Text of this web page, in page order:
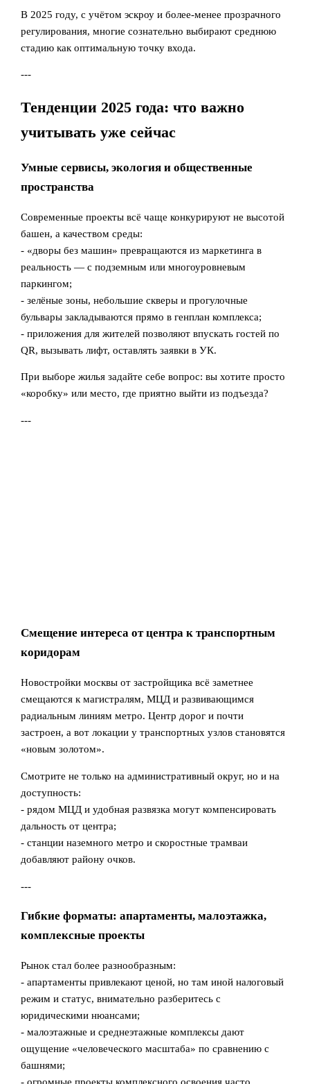
В 2025 году, с учётом эскроу и более‑менее прозрачного
регулирования, многие сознательно выбирают среднюю
стадию как оптимальную точку входа.
---
Тенденции 2025 года: что важно
учитывать уже сейчас
Умные сервисы, экология и общественные
пространства
Современные проекты всё чаще конкурируют не высотой
башен, а качеством среды:
- «дворы без машин» превращаются из маркетинга в
реальность — с подземным или многоуровневым
паркингом;
- зелёные зоны, небольшие скверы и прогулочные
бульвары закладываются прямо в генплан комплекса;
- приложения для жителей позволяют впускать гостей по
QR, вызывать лифт, оставлять заявки в УК.
При выборе жилья задайте себе вопрос: вы хотите просто
«коробку» или место, где приятно выйти из подъезда?
---
Смещение интереса от центра к транспортным
коридорам
Новостройки москвы от застройщика всё заметнее
смещаются к магистралям, МЦД и развивающимся
радиальным линиям метро. Центр дорог и почти
застроен, а вот локации у транспортных узлов становятся
«новым золотом».
Смотрите не только на административный округ, но и на
доступность:
- рядом МЦД и удобная развязка могут компенсировать
дальность от центра;
- станции наземного метро и скоростные трамваи
добавляют району очков.
---
Гибкие форматы: апартаменты, малоэтажка,
комплексные проекты
Рынок стал более разнообразным:
- апартаменты привлекают ценой, но там иной налоговый
режим и статус, внимательно разберитесь с
юридическими нюансами;
- малоэтажные и среднеэтажные комплексы дают
ощущение «человеческого масштаба» по сравнению с
башнями;
- огромные проекты комплексного освоения часто